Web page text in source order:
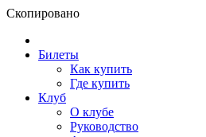
Скопировано
Билеты
Как купить
Где купить
Клуб
О клубе
Руководство